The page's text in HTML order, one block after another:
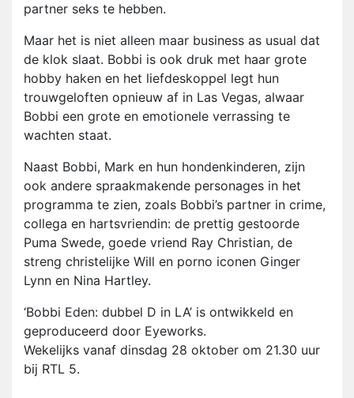
partner seks te hebben.
Maar het is niet alleen maar business as usual dat
de klok slaat. Bobbi is ook druk met haar grote
hobby haken en het liefdeskoppel legt hun
trouwgeloften opnieuw af in Las Vegas, alwaar
Bobbi een grote en emotionele verrassing te
wachten staat.
Naast Bobbi, Mark en hun hondenkinderen, zijn
ook andere spraakmakende personages in het
programma te zien, zoals Bobbi’s partner in crime,
collega en hartsvriendin: de prettig gestoorde
Puma Swede, goede vriend Ray Christian, de
streng christelijke Will en porno iconen Ginger
Lynn en Nina Hartley.
‘Bobbi Eden: dubbel D in LA’ is ontwikkeld en
geproduceerd door Eyeworks.
Wekelijks vanaf dinsdag 28 oktober om 21.30 uur
bij RTL 5.